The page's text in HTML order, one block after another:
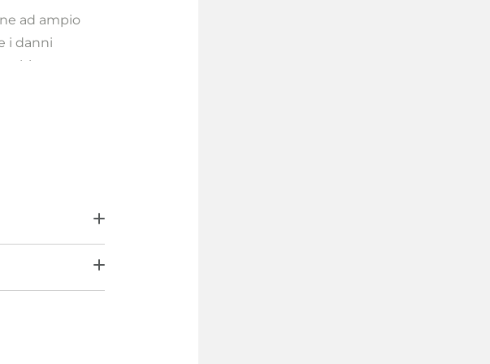
ad ampio
i danni
protezione
e
un aspetto